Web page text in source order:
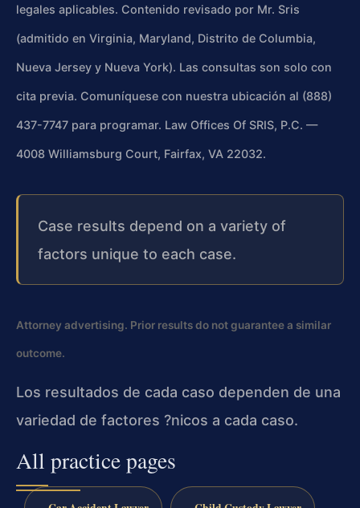
legales aplicables. Contenido revisado por Mr. Sris
(admitido en Virginia, Maryland, Distrito de Columbia,
Nueva Jersey y Nueva York). Las consultas son solo con
cita previa. Comuníquese con nuestra ubicación al (888)
437-7747 para programar. Law Offices Of SRIS, P.C. —
4008 Williamsburg Court, Fairfax, VA 22032.
Case results depend on a variety of
factors unique to each case.
Attorney advertising. Prior results do not guarantee a similar
outcome.
Los resultados de cada caso dependen de una
variedad de factores ?nicos a cada caso.
All practice pages